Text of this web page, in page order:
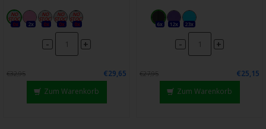
0x 2x 0x 0x 0x
- +
€32,95
€29,65
Zum Warenkorb
6x 12x 23x
- +
€27,95
€25,15
Zum Warenkorb